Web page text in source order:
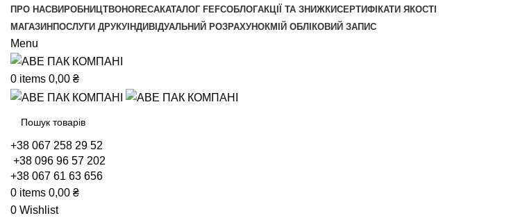
ПРО НАСВИРОБНИЦТВОHORECAКАТАЛОГ FEFCOБЛОГАКЦІЇ ТА ЗНИЖКИСЕРТИФІКАТИ ЯКОСТІ
МАГАЗИН ПОСЛУГИ ДРУКУ ІНДИВІДУАЛЬНИЙ РОЗРАХУНОКМІЙ ОБЛІКОВИЙ ЗАПИС
Menu
0 items 0,00 ₴
+38 067 258 29 52
+38 096 96 57 202
+38 067 61 63 656
0 items 0,00 ₴
0 Wishlist